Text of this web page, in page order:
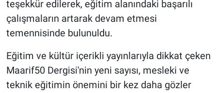
teşekkür edilerek, eğitim alanındaki başarılı
çalışmaların artarak devam etmesi
temennisinde bulunuldu.
Eğitim ve kültür içerikli yayınlarıyla dikkat çeken
Maarif50 Dergisi'nin yeni sayısı, mesleki ve
teknik eğitimin önemini bir kez daha gözler